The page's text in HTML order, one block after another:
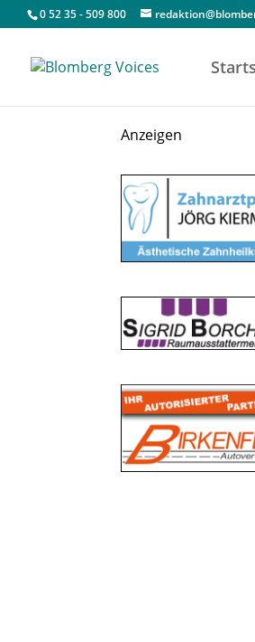
0 52 35 - 509 800
Anzeigen